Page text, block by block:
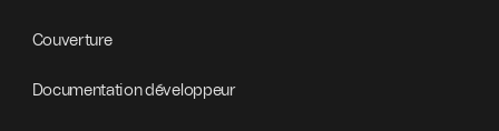
Couverture
Documentation développeur